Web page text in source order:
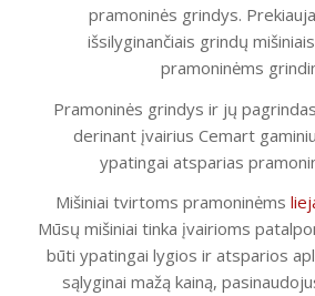
pramoninės grindys.
išsilyginančiais grindų
pramoninėms
Pramoninės grindys ir jų
derinant įvairius Cemart
ypatingai atsparias
Mišiniai tvirtoms pramoninėms
Mūsų mišiniai tinka įvairioms
būti ypatingai lygios ir atsparios
sąlyginai mažą kainą,